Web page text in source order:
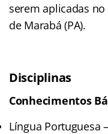
serem aplicadas
de Marabá (PA).
Disciplinas
Conhecimentos
Língua Portuguesa